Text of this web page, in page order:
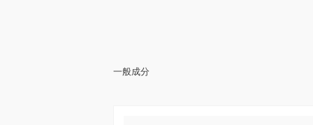
一般成分